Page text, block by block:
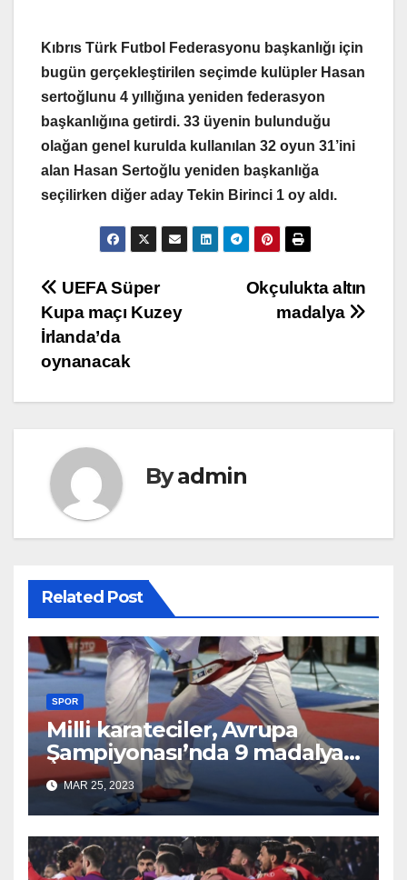
Kıbrıs Türk Futbol Federasyonu başkanlığı için
bugün gerçekleştirilen seçimde kulüpler Hasan
sertoğlunu 4 yıllığına yeniden federasyon
başkanlığına getirdi. 33 üyenin bulunduğu
olağan genel kurulda kullanılan 32 oyun 31’ini
alan Hasan Sertoğlu yeniden başkanlığa
seçilirken diğer aday Tekin Birinci 1 oy aldı.
Yazı
gezinmesi
Okçulukta altın
madalya
UEFA Süper
Kupa maçı Kuzey
İrlanda’da
oynanacak
Byadmin
Related Post
SPOR
Milli karateciler, Avrupa
Şampiyonası’nda 9 madalya
aldı
MAR 25, 2023